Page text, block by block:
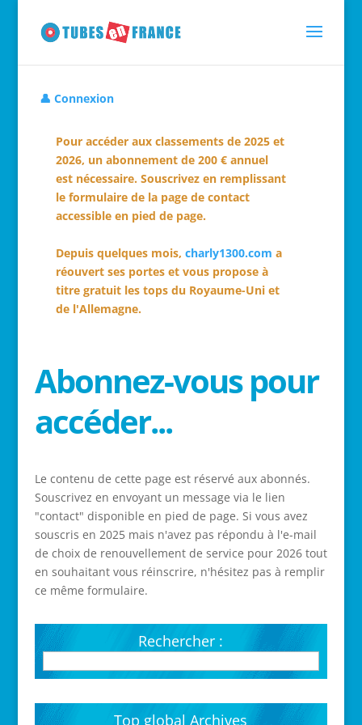
👤 Connexion
Pour accéder aux classements de 2025 et
2026, un abonnement de 200 € annuel
est nécessaire. Souscrivez en remplissant
le formulaire de la page de contact
accessible en pied de page.
Depuis quelques mois, charly1300.com a
réouvert ses portes et vous propose à
titre gratuit les tops du Royaume-Uni et
de l'Allemagne.
Abonnez-vous pour
accéder...
Le contenu de cette page est réservé aux abonnés.
Souscrivez en envoyant un message via le lien
"contact" disponible en pied de page. Si vous avez
souscris en 2025 mais n'avez pas répondu à l'e-mail
de choix de renouvellement de service pour 2026 tout
en souhaitant vous réinscrire, n'hésitez pas à remplir
ce même formulaire.
Rechercher :
Top global Archives